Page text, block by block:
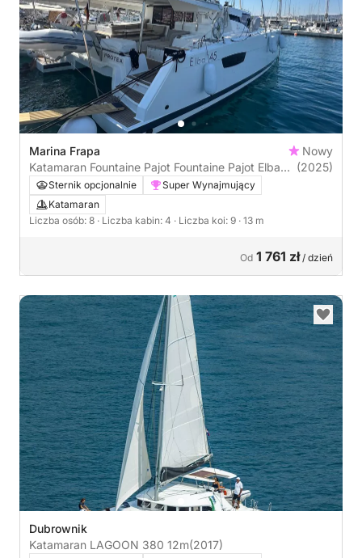
Marina Frapa
Nowy
Katamaran Fountaine Pajot Fountaine Pajot Elba
45 - 3 cab. 13m
(2025)
Sternik opcjonalnie
Super Wynajmujący
Katamaran
Liczba osób: 8 · Liczba kabin: 4 · Liczba koi: 9 · 13 m
Od 1 761 zł/ dzień
Dubrownik
Katamaran LAGOON 380 12m(2017)